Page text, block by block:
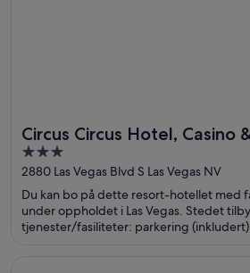
Circus Circus Hotel, Casino
3
out
of
5
2880 Las Vegas Blvd S Las Vegas NV
Du kan bo på dette resort-hotellet med
under oppholdet i Las Vegas. Stedet
tjenester/fasiliteter: parkering